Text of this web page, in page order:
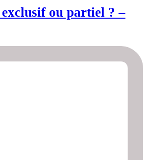
ou partiel ? –